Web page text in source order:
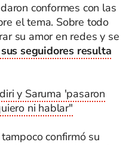
conformes con las
el tema. Sobre todo
su amor en redes y se
seguidores resulta
y Saruma 'pasaron
ni hablar"
confirmó su